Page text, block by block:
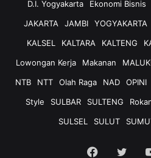
D.I. Yogyakarta
Ekonomi Bisnis
JAKARTA
JAMBI YOGYAKARTA
KALSEL
KALTARA KALTENG
Lowongan Kerja
Makanan
NTB
NTT Olah Raga NAD OPINI
Style
SULBAR SULTENG
SULSEL
SULUT
Facebook